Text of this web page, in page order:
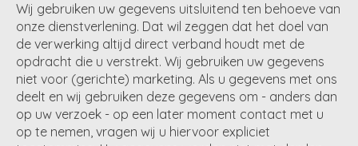
Wij gebruiken uw gegevens uitsluitend ten behoeve van
onze dienstverlening. Dat wil zeggen dat het doel van
de verwerking altijd direct verband houdt met de
opdracht die u verstrekt. Wij gebruiken uw gegevens
niet voor (gerichte) marketing. Als u gegevens met ons
deelt en wij gebruiken deze gegevens om - anders dan
op uw verzoek - op een later moment contact met u
op te nemen, vragen wij u hiervoor expliciet